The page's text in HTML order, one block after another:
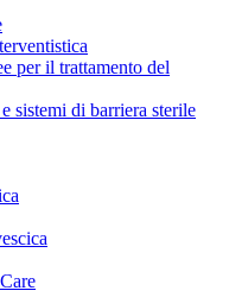
per il trattamento del
sistemi di barriera sterile